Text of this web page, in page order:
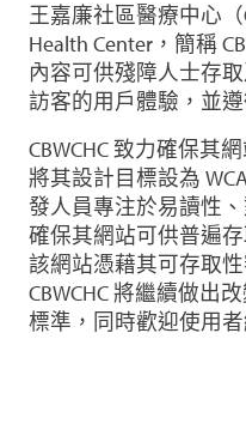
王嘉廉社區醫療中心（
Health Center，簡稱
內容可供殘障人士存
訪客的用戶體驗，並
CBWCHC 致力確保其
將其設計目標設為
發人員專注於易讀性
確保其網站可供普遍
該網站憑藉其可存取
CBWCHC 將繼續做出
標準，同時歡迎使用